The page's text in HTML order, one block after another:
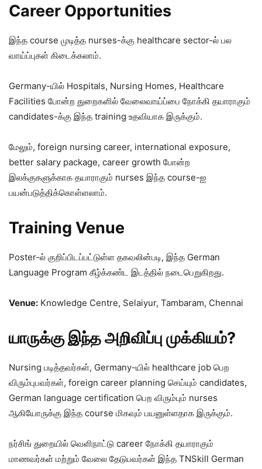
Career Opportunities
இந்த course முடித்த nurses-க்கு healthcare sector-ல் பல
வாய்ப்புகள் கிடைக்கலாம்.
Germany-யில் Hospitals, Nursing Homes, Healthcare
Facilities போன்ற துறைகளில் வேலைவாய்ப்பை நோக்கி தயாராகும்
candidates-க்கு இந்த training உதவியாக இருக்கும்.
மேலும், foreign nursing career, international exposure,
better salary package, career growth போன்ற
இலக்குகளுக்காக தயாராகும் nurses இந்த course-ஐ
பயன்படுத்திக்கொள்ளலாம்.
Training Venue
Poster-ல் குறிப்பிடப்பட்டுள்ள தகவலின்படி, இந்த German
Language Program கீழ்க்கண்ட இடத்தில் நடைபெறுகிறது.
Venue: Knowledge Centre, Selaiyur, Tambaram, Chennai
யாருக்கு இந்த அறிவிப்பு முக்கியம்?
Nursing படித்தவர்கள், Germany-யில் healthcare job பெற
விரும்புபவர்கள், foreign career planning செய்யும் candidates,
German language certification பெற விரும்பும் nurses
ஆகியோருக்கு இந்த course மிகவும் பயனுள்ளதாக இருக்கும்.
நர்சிங் துறையில் வெளிநாட்டு career நோக்கி தயாராகும்
மாணவர்கள் மற்றும் வேலை தேடுபவர்கள் இந்த TNSkill German